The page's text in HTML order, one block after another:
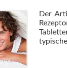
Der